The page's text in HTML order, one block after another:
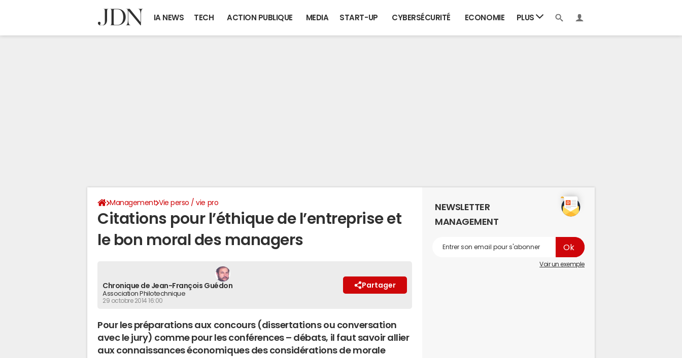
IA NEWS TECH ACTION PUBLIQUE MEDIA START-UP CYBERSÉCURITÉ ECONOMIE PLUS
Management Vie perso / vie pro
Citations pour l’éthique de l’entreprise et
le bon moral des managers
Chronique de Jean-François Guédon
Association Philotechnique
29 octobre 2014 16:00
Partager
Pour les préparations aux concours (dissertations ou conversation
avec le jury) comme pour les conférences – débats, il faut savoir allier
aux connaissances économiques des considérations de morale
NEWSLETTER
MANAGEMENT
Voir un exemple